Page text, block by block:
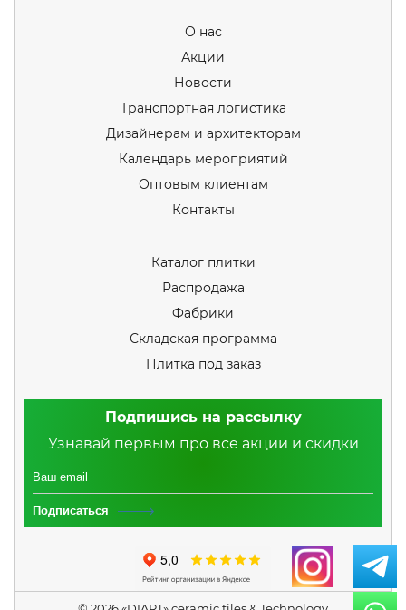
О нас
Акции
Новости
Транспортная логистика
Дизайнерам и архитекторам
Календарь мероприятий
Оптовым клиентам
Контакты
Каталог плитки
Распродажа
Фабрики
Складская программа
Плитка под заказ
Подпишись на рассылку
Узнавай первым про все акции и скидки
Подписаться